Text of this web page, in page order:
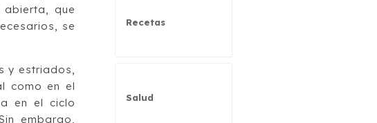
que
se
y estriados,
como en el
en el ciclo
embargo,
Recetas
Salud